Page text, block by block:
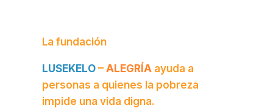
La fundación
LUSEKELO –ALEGRÍA ayuda a
personas a quienes la pobreza
impide una vida digna.